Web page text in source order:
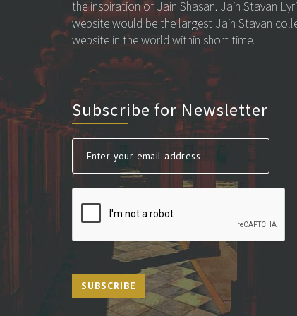
the inspiration of Jain Shasan. Jain Stavan
website would be the largest Jain Stavan
website in the world within short time.
Subscribe for Newsletter
SUBSCRIBE